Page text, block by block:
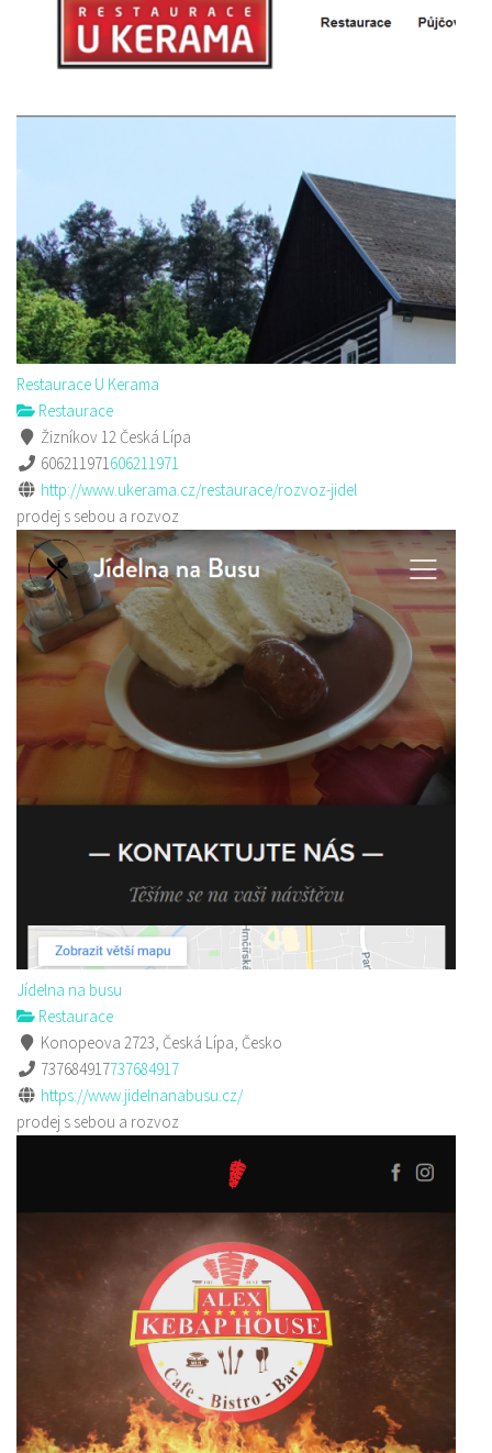
Restaurace U Kerama
Restaurace
Žizníkov 12 Česká Lípa
606211971606211971
http://www.ukerama.cz/restaurace/rozvoz-jidel
prodej s sebou a rozvoz
Jídelna na busu
Restaurace
Konopeova 2723, Česká Lípa, Česko
737684917737684917
https://www.jidelnanabusu.cz/
prodej s sebou a rozvoz